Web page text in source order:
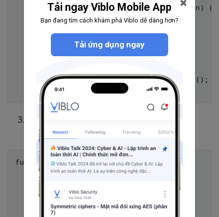
    function updateSignInStatus(isSignedIn) {
      if (isSignedIn) {
      gapi.auth2.getAuthInstance().signIn();
SpreadSheets:
function createSheet() {
      var spreadsheetBody = {
        "properties": {
            "title": "YOUR-SHEET-NAME",
        },
Tải ngay Viblo Mobile App
Bạn đang tìm cách khám phá Viblo dễ dàng hơn?
Tải ứng dụng ngay